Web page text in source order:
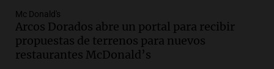
y llega avión para escuelas de la décima
brigada aérea
Panorama Federal
Episodios
Mc Donald's
Arcos Dorados abre un portal para recibir
propuestas de terrenos para nuevos
restaurantes McDonald’s